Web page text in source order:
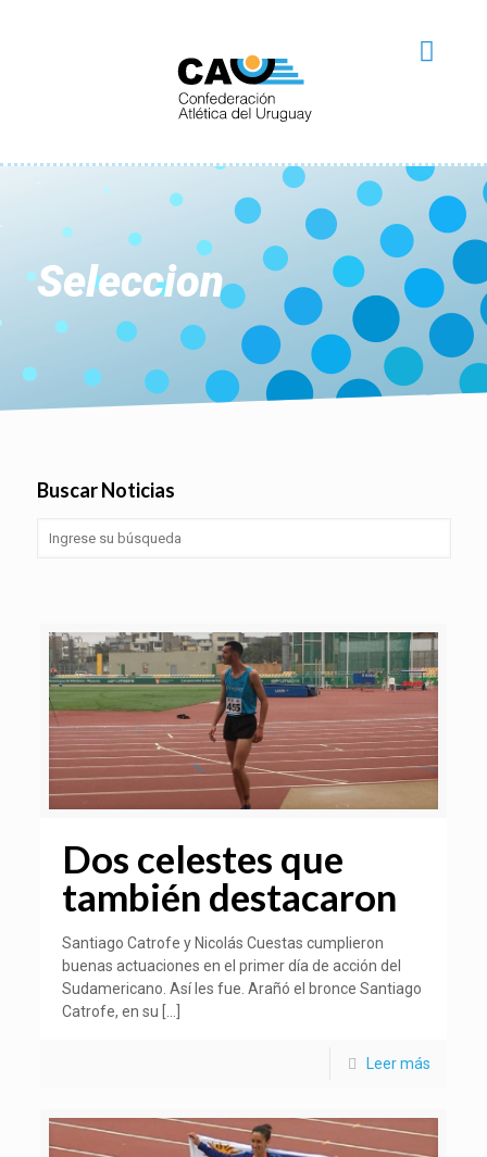
Seleccion
Buscar Noticias
Dos celestes que
también destacaron
Santiago Catrofe y Nicolás Cuestas cumplieron
buenas actuaciones en el primer día de acción del
Sudamericano. Así les fue. Arañó el bronce Santiago
Catrofe, en su […]
Leer más